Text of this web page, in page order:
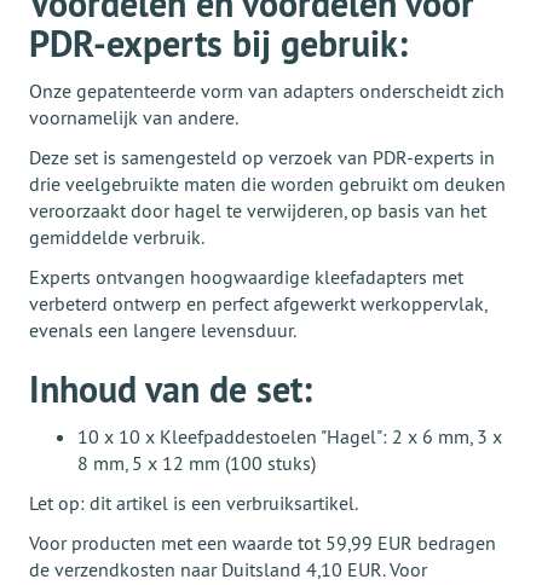
PDR-experts bij gebruik:
Onze gepatenteerde vorm van adapters onderscheidt zich
voornamelijk van andere.
Deze set is samengesteld op verzoek van PDR-experts in
drie veelgebruikte maten die worden gebruikt om deuken
veroorzaakt door hagel te verwijderen, op basis van het
gemiddelde verbruik.
Experts ontvangen hoogwaardige kleefadapters met
verbeterd ontwerp en perfect afgewerkt werkoppervlak,
evenals een langere levensduur.
Inhoud van de set:
10 x 10 x Kleefpaddestoelen "Hagel": 2 x 6 mm, 3 x
8 mm, 5 x 12 mm (100 stuks)
Let op: dit artikel is een verbruiksartikel.
Voor producten met een waarde tot 59,99 EUR bedragen
de verzendkosten naar Duitsland 4,10 EUR. Voor